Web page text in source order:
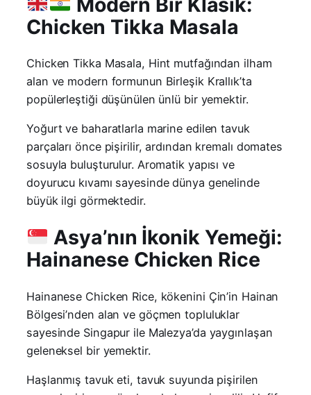
Chicken Tikka Masala
Chicken Tikka Masala, Hint mutfağından ilham
alan ve modern formunun Birleşik Krallık’ta
popülerleştiği düşünülen ünlü bir yemektir.
Yoğurt ve baharatlarla marine edilen tavuk
parçaları önce pişirilir, ardından kremalı domates
sosuyla buluşturulur. Aromatik yapısı ve
doyurucu kıvamı sayesinde dünya genelinde
büyük ilgi görmektedir.
Asya’nın İkonik Yemeği:
Hainanese Chicken Rice
Hainanese Chicken Rice, kökenini Çin’in Hainan
Bölgesi’nden alan ve göçmen topluluklar
sayesinde Singapur ile Malezya’da yaygınlaşan
geleneksel bir yemektir.
Haşlanmış tavuk eti, tavuk suyunda pişirilen